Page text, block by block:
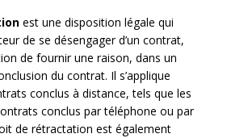
est une disposition légale qui
de se désengager d’un contrat,
de fournir une raison, dans un
du contrat. Il s’applique
conclus à distance, tels que les
conclus par téléphone ou par
de rétractation est également